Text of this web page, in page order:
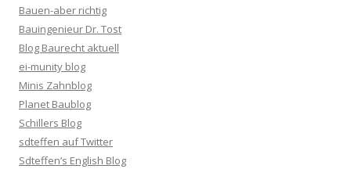
Bauen-aber richtig
Bauingenieur Dr. Tost
Blog Baurecht aktuell
ei-munity blog
Minis Zahnblog
Planet Baublog
Schillers Blog
sdteffen auf Twitter
Sdteffen’s English Blog